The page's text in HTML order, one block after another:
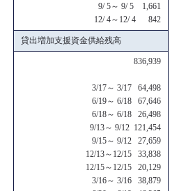
9/ 5～ 9/ 5 1,661
12/ 4～12/ 4 842
貸出増加支援資金供給残高
836,939
3/17～ 3/17 64,498
6/19～ 6/18 67,646
6/18～ 6/18 26,498
9/13～ 9/12 121,454
9/15～ 9/12 27,659
12/13～12/15 33,838
12/15～12/15 20,129
3/16～ 3/16 38,879